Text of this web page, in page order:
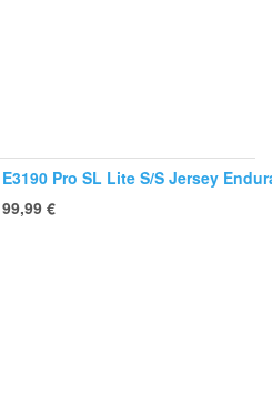
E3190 Pro SL Lite S/S Jersey
99,99 €